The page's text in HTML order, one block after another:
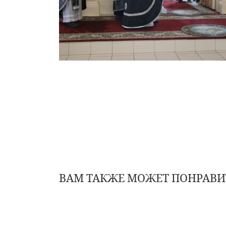
ВАМ ТАКЖЕ МОЖЕТ